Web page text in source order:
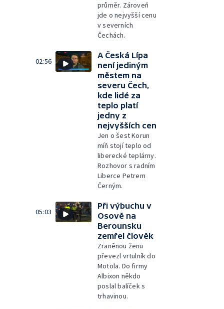
průměr. Zároveň
jde o nejvyšší cenu
v severních
Čechách.
02:56
A Česká Lípa
není jediným
městem na
severu Čech,
kde lidé za
teplo platí
jedny z
nejvyšších cen
Jen o šest Korun
míň stojí teplo od
liberecké teplárny.
Rozhovor s radním
Liberce Petrem
Černým.
05:03
Při výbuchu v
Osově na
Berounsku
zemřel člověk
Zraněnou ženu
převezl vrtulník do
Motola. Do firmy
Albixon někdo
poslal balíček s
trhavinou.